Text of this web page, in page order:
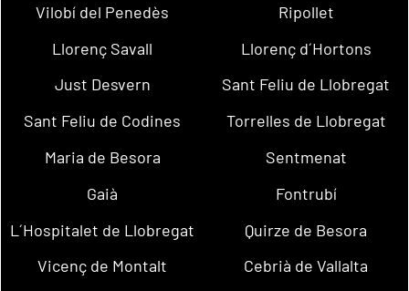
Vilobí del Penedès
Ripollet
Llorenç Savall
Llorenç d´Hortons
Just Desvern
Sant Feliu de Llobregat
Sant Feliu de Codines
Torrelles de Llobregat
Maria de Besora
Sentmenat
Gaià
Fontrubí
L´Hospitalet de Llobregat
Quirze de Besora
Vicenç de Montalt
Cebrià de Vallalta